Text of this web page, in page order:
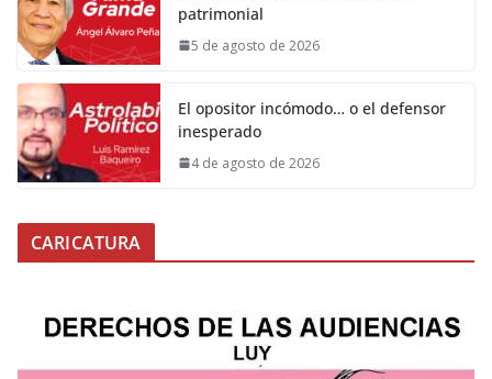
patrimonial
5 de agosto de 2026
El opositor incómodo… o el defensor
inesperado
4 de agosto de 2026
CARICATURA